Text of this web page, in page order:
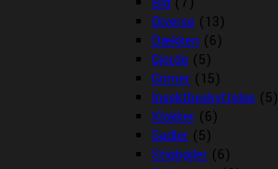
Diverse (13)
Dækken (6)
Gjorde (5)
Grimer (15)
Insektbeskyttelse (5)
Klokker (6)
Sadler (5)
Stigbøjler (6)